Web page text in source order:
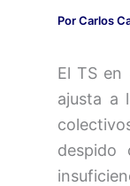
PorCarlos
El TS en
ajusta a
despido